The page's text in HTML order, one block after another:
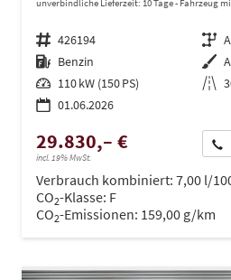
unverbindliche Lieferzeit: 10 Tage Fahrzeug
Fahrzeugnr. 426194 Getriebe
Kraftstoff Benzin Außenfarbe
Leistung 110 kW (150 PS) Kilometerstand
01.06.2026
29.830,– €
incl. 19% MwSt.
Verbrauch kombiniert: 7,00 l/
CO2-Klasse: F
CO2-Emissionen: 159,00 g/km